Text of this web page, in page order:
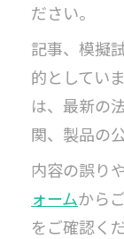
ださい。
記事、模擬
的としてい
は、最新の
関、製品の
内容の誤り
ォームから
をご確認く